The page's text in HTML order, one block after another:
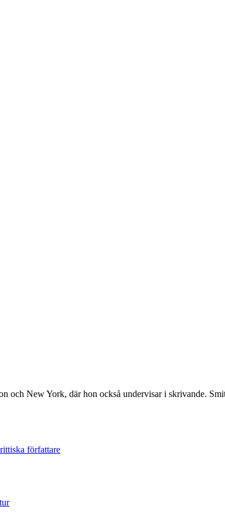
New York, där hon också undervisar i skrivande.